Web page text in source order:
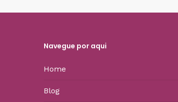
Navegue por aqui
Home
Blog